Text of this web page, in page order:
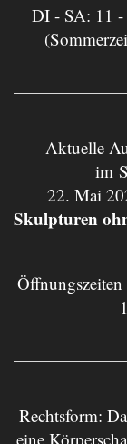
DI - SA: 11
Aktuelle
im
22. Mai
Skulpturen
Öffnungszeiten
Rechtsform:
eine